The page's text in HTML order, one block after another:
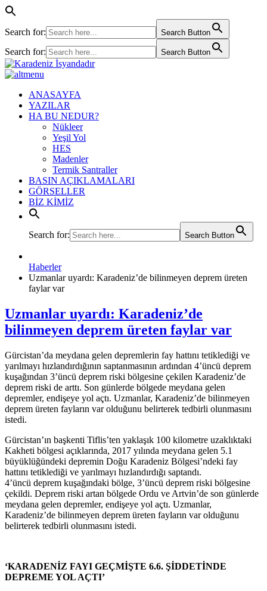
Search for: Search Button
Search for: Search Button
ANASAYFA
YAZILAR
HA BU NEDUR?
Nükleer
Yeşil Yol
HES
Madenler
Termik Santraller
BASIN AÇIKLAMALARI
GÖRSELLER
BİZ KİMİZ
Search for: Search Button
Haberler
Uzmanlar uyardı: Karadeniz’de bilinmeyen deprem üreten
faylar var
Uzmanlar uyardı: Karadeniz’de
bilinmeyen deprem üreten faylar var
Gürcistan’da meydana gelen depremlerin fay hattını tetiklediği ve
yarılmayı hızlandırdığının saptanmasının ardından 4’üncü deprem
kuşağından 3’üncü deprem riski bölgesine çekilen Karadeniz’de
deprem riski de arttı. Son günlerde bölgede meydana gelen
depremler, endişeye yol açtı. Uzmanlar, Karadeniz’de bilinmeyen
deprem üreten fayların var olduğunu belirterek tedbirli olunmasını
istedi.
Gürcistan’ın başkenti Tiflis’ten yaklaşık 100 kilometre uzaklıktaki
Kakheti bölgesi açıklarında, 2017 yılında meydana gelen 5.1
büyüklüğündeki depremin Doğu Karadeniz Bölgesi’ndeki fay
hattını tetiklediği ve yarılmayı hızlandırdığı saptandı.
4’üncü deprem kuşağındaki bölge, 3’üncü deprem riski bölgesine
çekildi. Deprem riski artan bölgede Ordu ve Artvin’de son günlerde
meydana gelen depremler, endişeye yol açtı. Uzmanlar,
Karadeniz’de bilinmeyen deprem üreten fayların var olduğunu
belirterek tedbirli olunmasını istedi.
‘KARADENİZ FAYI GEÇMİŞTE 6.6. ŞİDDETİNDE
DEPREME YOL AÇTI’